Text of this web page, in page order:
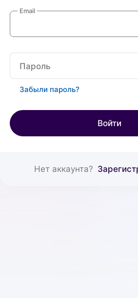
Email
Пароль
Забыли пароль?
Войти
Нет аккаунта?